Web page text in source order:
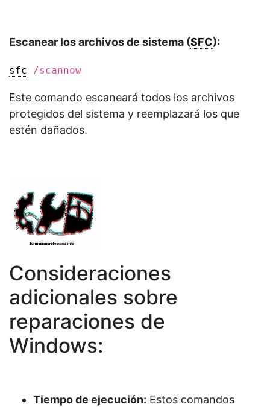
Escanear los archivos de sistema (SFC):
sfc /scannow
Este comando escaneará todos los archivos
protegidos del sistema y reemplazará los que
estén dañados.
Consideraciones
adicionales sobre
reparaciones de
Windows:
Tiempo de ejecución: Estos comandos